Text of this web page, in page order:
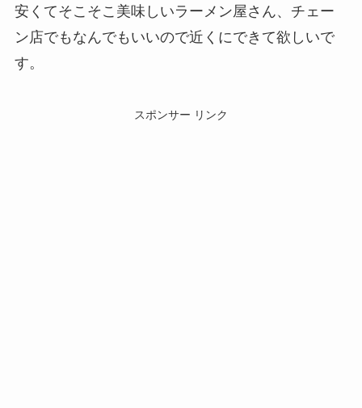
安くてそこそこ美味しいラーメン屋さん、チェー
ン店でもなんでもいいので近くにできて欲しいで
す。
スポンサー リンク